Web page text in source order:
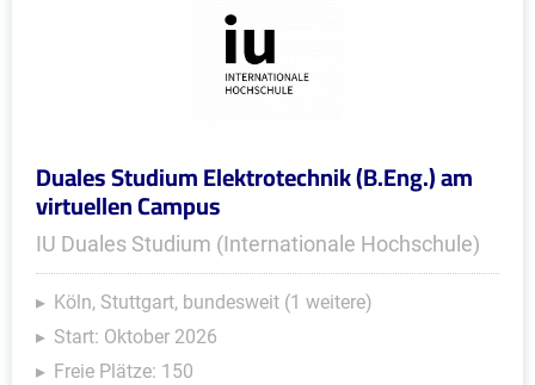
Duales Studium Elektrotechnik (B.Eng.) am
virtuellen Campus
IU Duales Studium (Internationale Hochschule)
Köln, Stuttgart, bundesweit (1 weitere)
Start: Oktober 2026
Freie Plätze: 150